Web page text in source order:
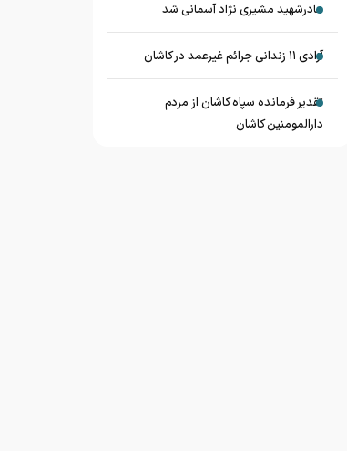
مادرشهید مشیری نژاد آسمانی شد
آزادی ۱۱ زندانی جرائم غیرعمد در کاشان
تقدیر فرمانده سپاه کاشان از مردم
دارالمومنین کاشان